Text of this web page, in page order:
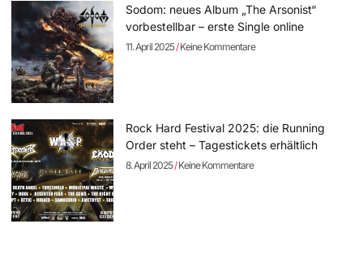
Sodom: neues Album „The Arsonist“
vorbestellbar – erste Single online
11. April 2025 Keine Kommentare
Rock Hard Festival 2025: die Running
Order steht – Tagestickets erhältlich
8. April 2025 Keine Kommentare